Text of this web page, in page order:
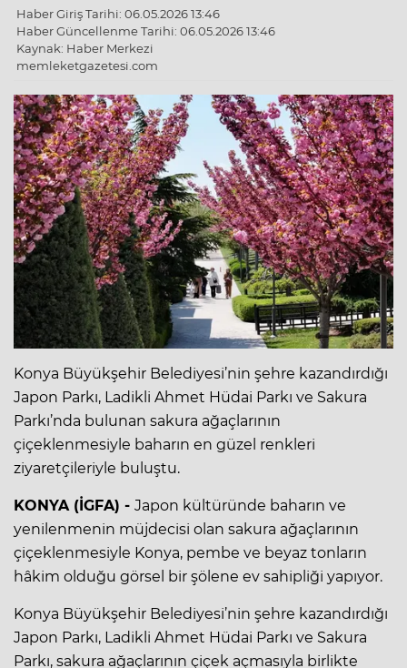
Haber Giriş Tarihi: 06.05.2026 13:46
Haber Güncellenme Tarihi: 06.05.2026 13:46
Kaynak: Haber Merkezi
memleketgazetesi.com
Konya Büyükşehir Belediyesi’nin şehre kazandırdığı
Japon Parkı, Ladikli Ahmet Hüdai Parkı ve Sakura
Parkı’nda bulunan sakura ağaçlarının
çiçeklenmesiyle baharın en güzel renkleri
ziyaretçileriyle buluştu.
KONYA (İGFA) - Japon kültüründe baharın ve
yenilenmenin müjdecisi olan sakura ağaçlarının
çiçeklenmesiyle Konya, pembe ve beyaz tonların
hâkim olduğu görsel bir şölene ev sahipliği yapıyor.
Konya Büyükşehir Belediyesi’nin şehre kazandırdığı
Japon Parkı, Ladikli Ahmet Hüdai Parkı ve Sakura
Parkı, sakura ağaçlarının çiçek açmasıyla birlikte